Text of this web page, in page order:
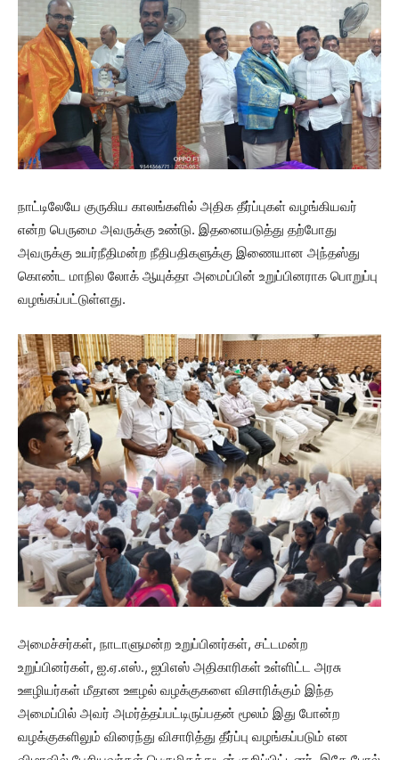
நாட்டிலேயே குருகிய காலங்களில் அதிக தீர்ப்புகள் வழங்கியவர்
என்ற பெருமை அவருக்கு உண்டு. இதனையடுத்து தற்போது
அவருக்கு உயர்நீதிமன்ற நீதிபதிகளுக்கு இணையான அந்தஸ்து
கொண்ட மாநில லோக் ஆயுக்தா அமைப்பின் உறுப்பினராக பொறுப்பு
வழங்கப்பட்டுள்ளது.
அமைச்சர்கள், நாடாளுமன்ற உறுப்பினர்கள், சட்டமன்ற
உறுப்பினர்கள், ஐ.ஏ.எஸ்., ஐபிஎஸ் அதிகாரிகள் உள்ளிட்ட அரசு
ஊழியர்கள் மீதான ஊழல் வழக்குகளை விசாரிக்கும் இந்த
அமைப்பில் அவர் அமர்த்தப்பட்டிருப்பதன் மூலம் இது போன்ற
வழக்குகளிலும் விரைந்து விசாரித்து தீர்ப்பு வழங்கப்படும் என